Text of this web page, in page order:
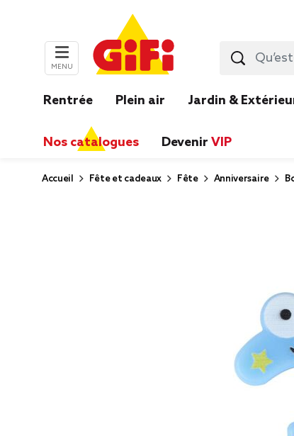
MENU
Rentrée Plein air Jardin &
Nos catalogues Devenir VIP
Accueil Fête et cadeaux Fête Anniversaire